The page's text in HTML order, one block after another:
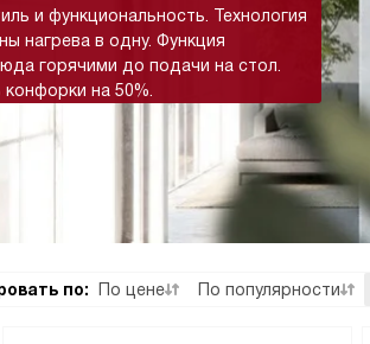
и функциональность. Технология
нагрева в одну. Функция
горячими до подачи на стол.
на 50%.
по: По цене По популярности